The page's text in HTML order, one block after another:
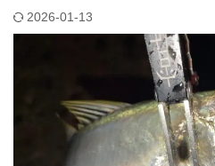
2026-01-13